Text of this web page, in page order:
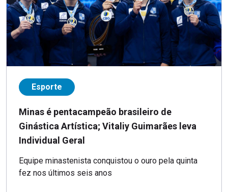
Esporte
Minas é pentacampeão brasileiro de
Ginástica Artística; Vitaliy Guimarães leva
Individual Geral
Equipe minastenista conquistou o ouro pela quinta
fez nos últimos seis anos